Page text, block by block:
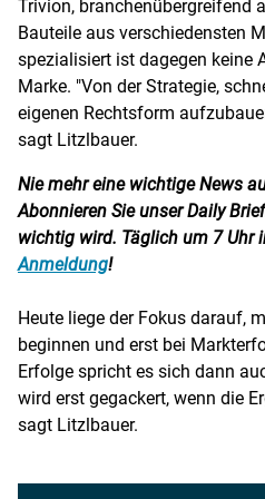
Trivion, branchenübergreifend
Bauteile aus verschiedensten
spezialisiert ist dagegen keine
Marke. "Von der Strategie,
eigenen Rechtsform
sagt Litzlbauer.
Nie mehr eine wichtige News
Abonnieren Sie unser Daily
wichtig wird. Täglich um 7 Uhr
Anmeldung!
Heute liege der Fokus darauf,
beginnen und erst bei
Erfolge spricht es sich dann
wird erst gegackert, wenn die
sagt Litzlbauer.